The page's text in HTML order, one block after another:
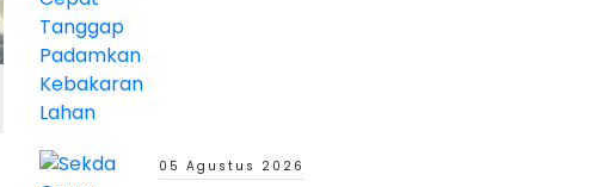
05 Agustus 2026